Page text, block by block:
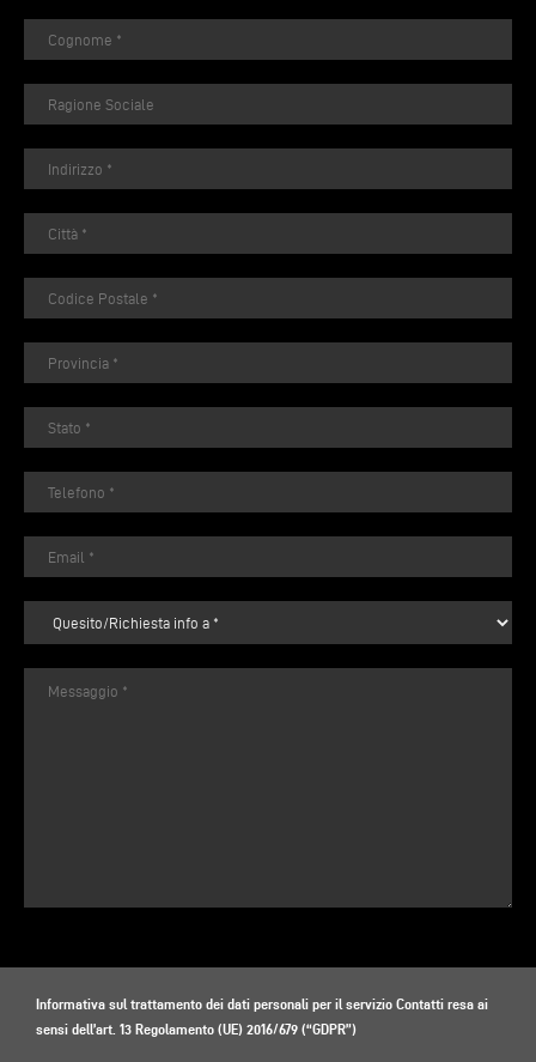
Informativa sul trattamento dei dati personali per il servizio Contatti resa ai
sensi dell’art. 13 Regolamento (UE) 2016/679 (“GDPR”)